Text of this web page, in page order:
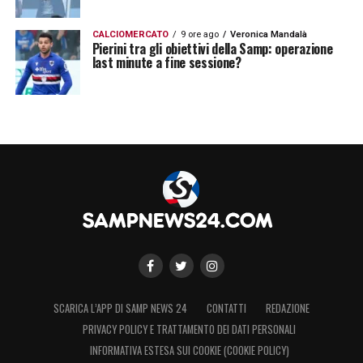
CALCIOMERCATO 9 ore ago Veronica Mandalà
Pierini tra gli obiettivi della Samp: operazione
last minute a fine sessione?
SCARICA L’APP DI SAMP NEWS 24 CONTATTI
REDAZIONE
PRIVACY POLICY E TRATTAMENTO DEI DATI PERSONALI
INFORMATIVA ESTESA SUI COOKIE (COOKIE POLICY)